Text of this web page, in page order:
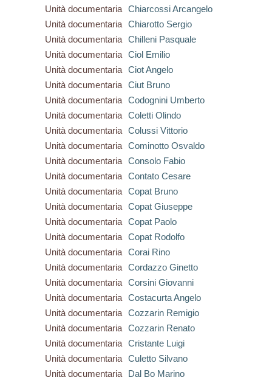
Unità documentaria
Chiarcossi Arcangelo
Unità documentaria
Chiarotto Sergio
Unità documentaria
Chilleni Pasquale
Unità documentaria
Ciol Emilio
Unità documentaria
Ciot Angelo
Unità documentaria
Ciut Bruno
Unità documentaria
Codognini Umberto
Unità documentaria
Coletti Olindo
Unità documentaria
Colussi Vittorio
Unità documentaria
Cominotto Osvaldo
Unità documentaria
Consolo Fabio
Unità documentaria
Contato Cesare
Unità documentaria
Copat Bruno
Unità documentaria
Copat Giuseppe
Unità documentaria
Copat Paolo
Unità documentaria
Copat Rodolfo
Unità documentaria
Corai Rino
Unità documentaria
Cordazzo Ginetto
Unità documentaria
Corsini Giovanni
Unità documentaria
Costacurta Angelo
Unità documentaria
Cozzarin Remigio
Unità documentaria
Cozzarin Renato
Unità documentaria
Cristante Luigi
Unità documentaria
Culetto Silvano
Unità documentaria
Dal Bo Marino